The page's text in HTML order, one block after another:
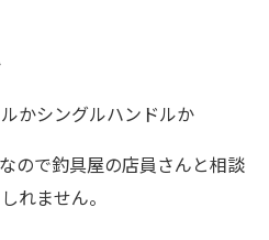
かシングルハンドルか
ので釣具屋の店員さんと相談
れません。